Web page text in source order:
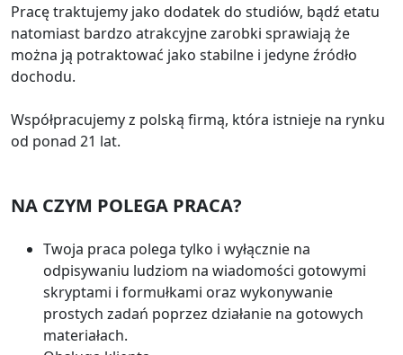
Pracę traktujemy jako dodatek do studiów, bądź etatu
natomiast bardzo atrakcyjne zarobki sprawiają że
można ją potraktować jako stabilne i jedyne źródło
dochodu.
Współpracujemy z polską firmą, która istnieje na rynku
od ponad 21 lat.
NA CZYM POLEGA PRACA?
Twoja praca polega tylko i wyłącznie na
odpisywaniu ludziom na wiadomości gotowymi
skryptami i formułkami oraz wykonywanie
prostych zadań poprzez działanie na gotowych
materiałach.